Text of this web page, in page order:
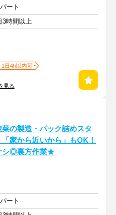
ート
3時間以上
1日4h以内可
見る
菜の製造・パック詰めスタ
「家から近いから」もOK！
シ◎裏方作業★
ート